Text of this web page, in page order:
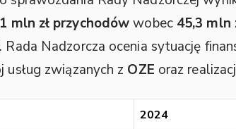
mln zł przychodówwobec 45,3 mln
Rada Nadzorcza ocenia sytuację
związanych z OZE oraz
2024